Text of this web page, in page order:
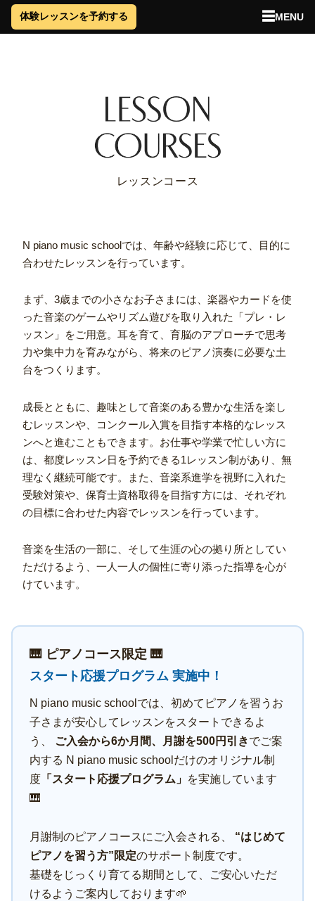
体験レッスンを予約する ☰MENU
レッスンコース
N piano music schoolでは、年齢や経験に応じて、目的に
合わせたレッスンを行っています。
まず、3歳までの小さなお子さまには、楽器やカードを使
った音楽のゲームやリズム遊びを取り入れた「プレ・レ
ッスン」をご用意。耳を育て、育脳のアプローチで思考
力や集中力を育みながら、将来のピアノ演奏に必要な土
台をつくります。
成長とともに、趣味として音楽のある豊かな生活を楽し
むレッスンや、コンクール入賞を目指す本格的なレッス
ンへと進むこともできます。お仕事や学業で忙しい方に
は、都度レッスン日を予約できる1レッスン制があり、無
理なく継続可能です。また、音楽系進学を視野に入れた
受験対策や、保育士資格取得を目指す方には、それぞれ
の目標に合わせた内容でレッスンを行っています。
音楽を生活の一部に、そして生涯の心の拠り所としてい
ただけるよう、一人一人の個性に寄り添った指導を心が
けています。
🎹 ピアノコース限定 🎹
スタート応援プログラム 実施中！
N piano music schoolでは、初めてピアノを習うお
子さまが安心してレッスンをスタートできるよ
う、 ご入会から6か月間、月謝を500円引きでご案
内する N piano music schoolだけのオリジナル制
度 「スタート応援プログラム」 を実施しています
🎹
月謝制のピアノコースにご入会される、 “はじめて
ピアノを習う方”限定のサポート制度です。
基礎をじっくり育てる期間として、ご安心いただ
けるようご案内しております🌱